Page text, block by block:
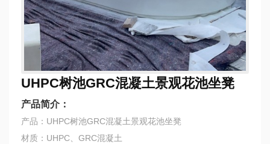
UHPC树池GRC混凝土景观花池坐凳
产品简介：
产品：UHPC树池GRC混凝土景观花池坐凳
材质：UHPC、GRC混凝土